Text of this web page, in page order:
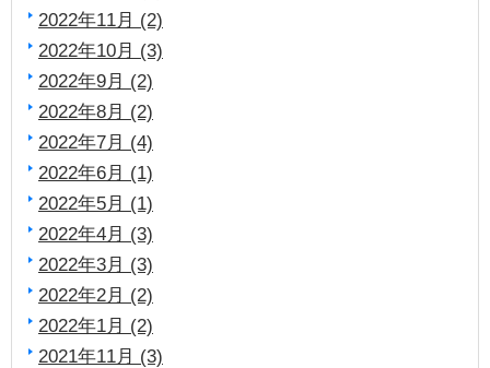
2022年11月 (2)
2022年10月 (3)
2022年9月 (2)
2022年8月 (2)
2022年7月 (4)
2022年6月 (1)
2022年5月 (1)
2022年4月 (3)
2022年3月 (3)
2022年2月 (2)
2022年1月 (2)
2021年11月 (3)